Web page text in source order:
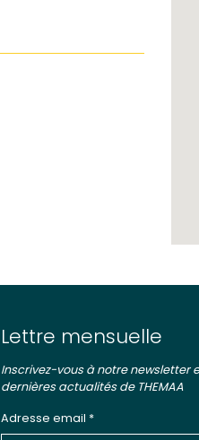
Lettre mensuelle
Inscrivez-vous à notre newsletter
dernières actualités de THEMAA
Adresse email *